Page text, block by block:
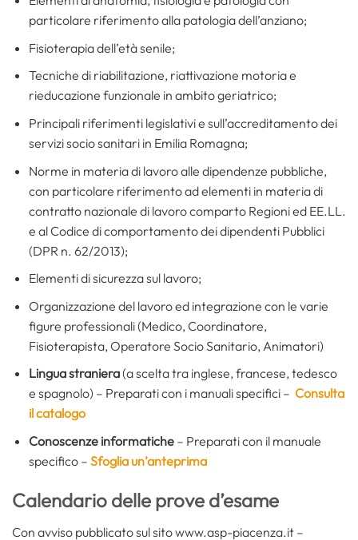
particolare riferimento alla patologia dell’anziano;
Fisioterapia dell’età senile;
Tecniche di riabilitazione, riattivazione motoria e
rieducazione funzionale in ambito geriatrico;
Principali riferimenti legislativi e sull’accreditamento dei
servizi socio sanitari in Emilia Romagna;
Norme in materia di lavoro alle dipendenze pubbliche,
con particolare riferimento ad elementi in materia di
contratto nazionale di lavoro comparto Regioni ed EE.LL.
e al Codice di comportamento dei dipendenti Pubblici
(DPR n. 62/2013);
Elementi di sicurezza sul lavoro;
Organizzazione del lavoro ed integrazione con le varie
figure professionali (Medico, Coordinatore,
Fisioterapista, Operatore Socio Sanitario, Animatori)
Lingua straniera(a scelta tra inglese, francese, tedesco
e spagnolo) – Preparati con i manuali specifici – Consulta
il catalogo
Conoscenze informatiche– Preparati con il manuale
specifico – Sfoglia un’anteprima
Calendario delle prove d’esame
Con avviso pubblicato sul sito www.asp-piacenza.it –